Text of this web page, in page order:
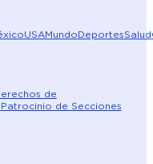
USAMundoDeportesSalud
de
Patrocinio de Secciones